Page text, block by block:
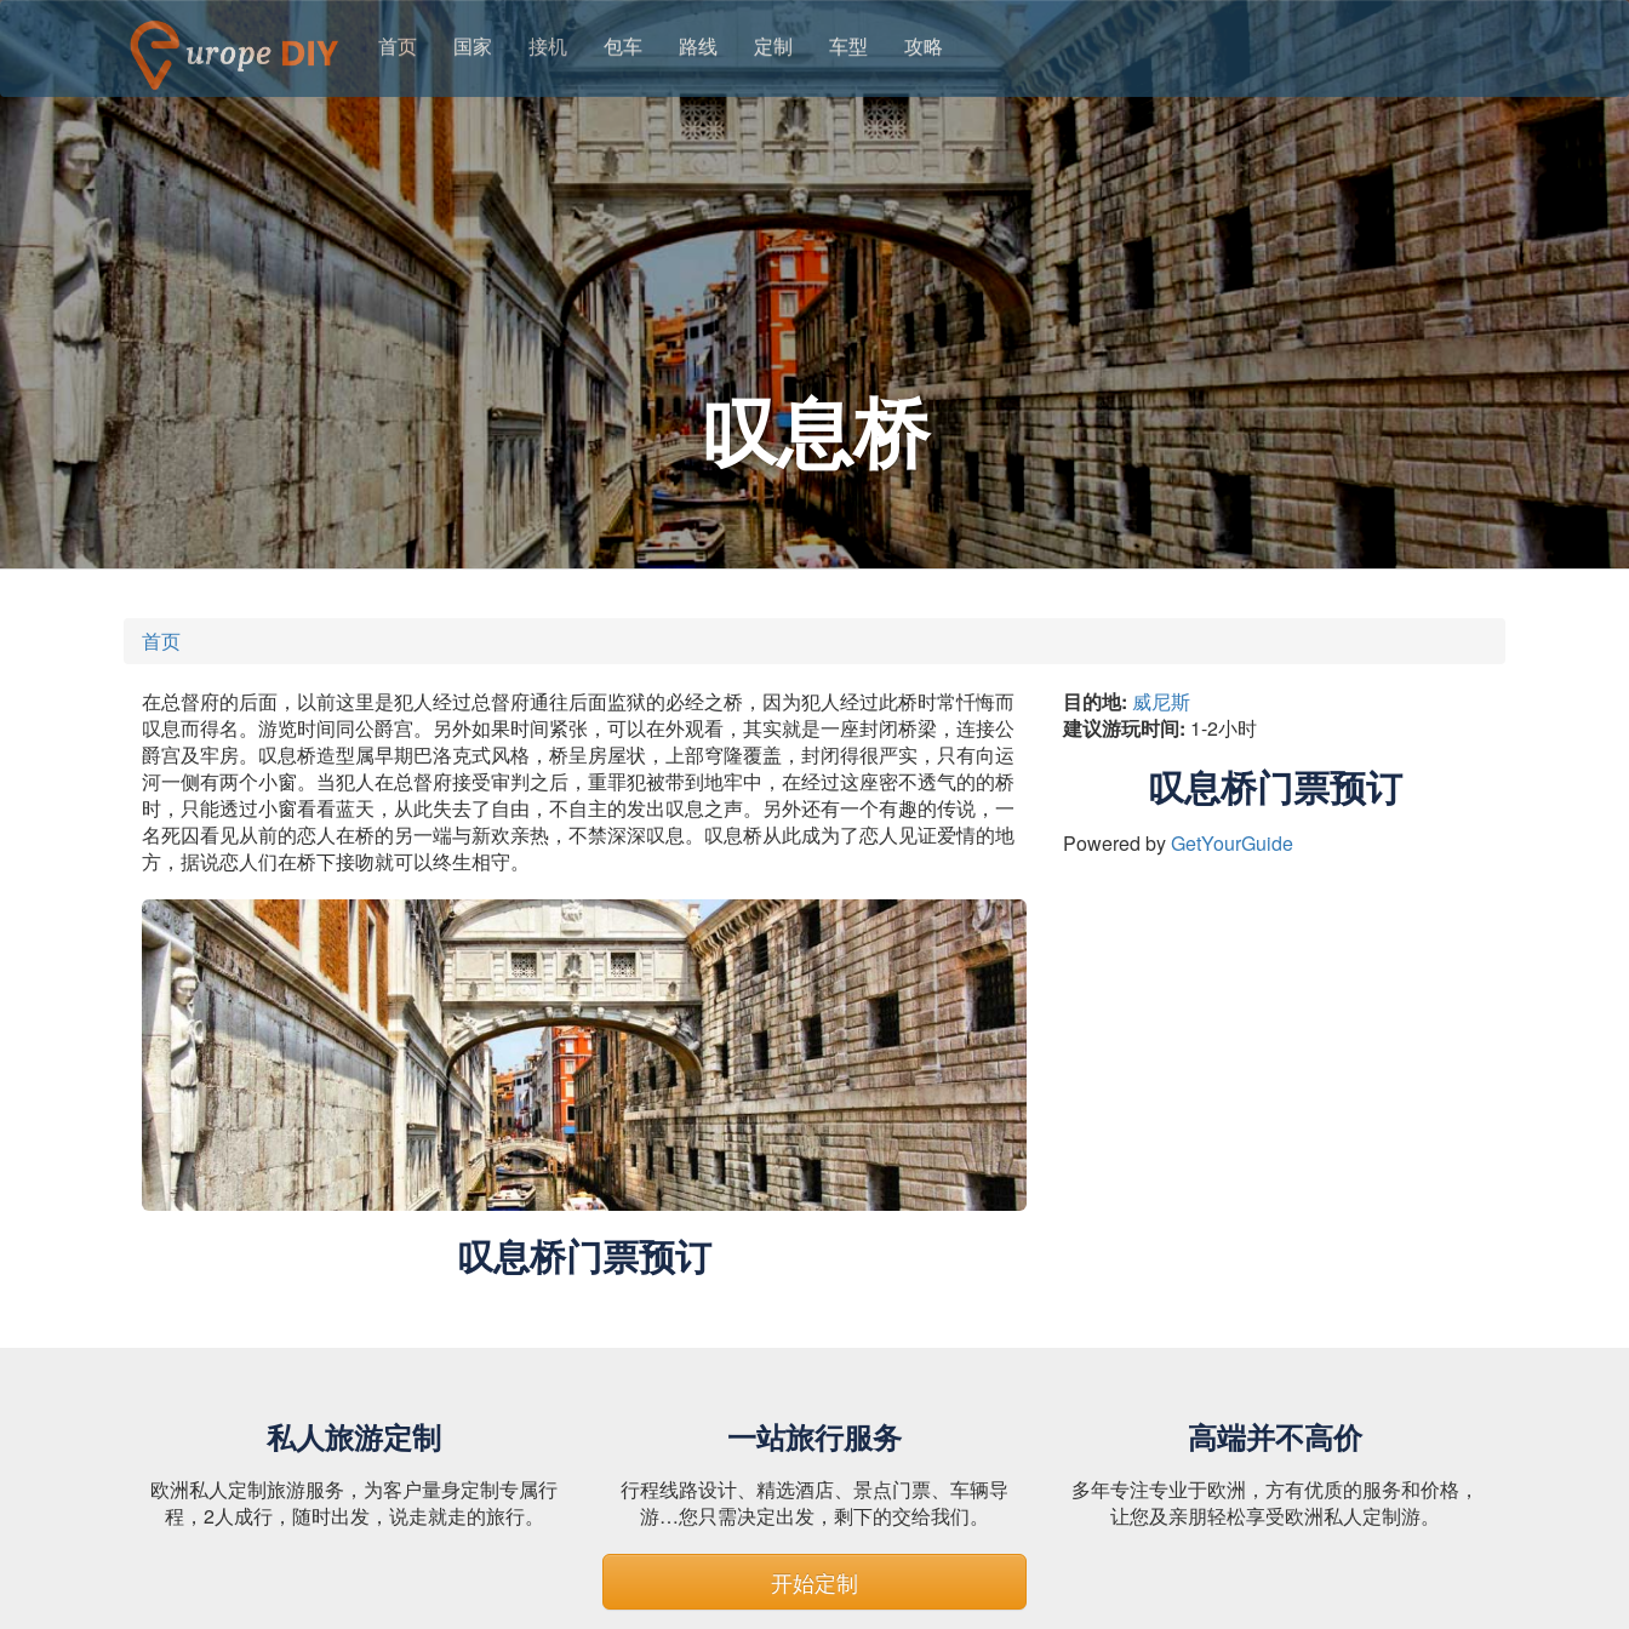
首页 国家 接机 包车 路线 定制 车型 攻略
叹息桥
首页
在总督府的后面，以前这里是犯人经过总督府通往后面监狱的必经之桥，因为犯人经过此桥时常忏悔而
叹息而得名。游览时间同公爵宫。另外如果时间紧张，可以在外观看，其实就是一座封闭桥梁，连接公
爵宫及牢房。叹息桥造型属早期巴洛克式风格，桥呈房屋状，上部穹隆覆盖，封闭得很严实，只有向运
河一侧有两个小窗。当犯人在总督府接受审判之后，重罪犯被带到地牢中，在经过这座密不透气的的桥
时，只能透过小窗看看蓝天，从此失去了自由，不自主的发出叹息之声。另外还有一个有趣的传说，一
名死囚看见从前的恋人在桥的另一端与新欢亲热，不禁深深叹息。叹息桥从此成为了恋人见证爱情的地
方，据说恋人们在桥下接吻就可以终生相守。
叹息桥门票预订
目的地: 威尼斯
建议游玩时间: 1-2小时
叹息桥门票预订
Powered byGetYourGuide
私人旅游定制
欧洲私人定制旅游服务，为客户量身定制专属行
程，2人成行，随时出发，说走就走的旅行。
一站旅行服务
行程线路设计、精选酒店、景点门票、车辆导
游…您只需决定出发，剩下的交给我们。
高端并不高价
多年专注专业于欧洲，方有优质的服务和价格，
让您及亲朋轻松享受欧洲私人定制游。
开始定制